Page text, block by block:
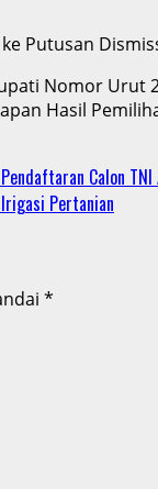
Putusan
Nomor
Hasil
Calon TNI
Pertanian
*